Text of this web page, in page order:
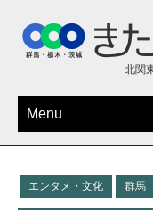
北関
Menu
エンタメ・文化 群馬